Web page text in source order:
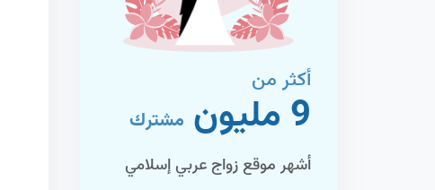
أكثر من
9 مليون مشترك
أشهر موقع زواج عربي إسلامي